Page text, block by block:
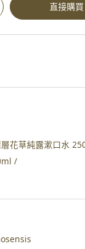
直接購買
花草純露漱口水
/